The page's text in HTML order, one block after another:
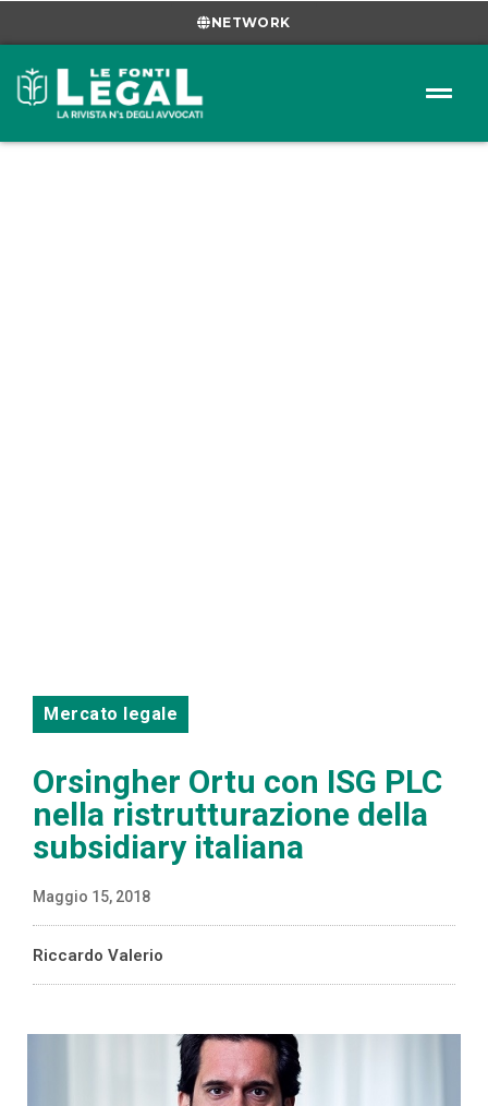
NETWORK
Mercato legale
Orsingher Ortu con ISG PLC
nella ristrutturazione della
subsidiary italiana
Maggio 15, 2018
Riccardo Valerio